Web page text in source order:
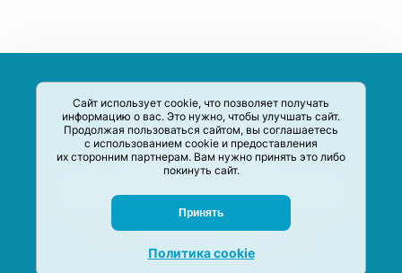
Сайт использует cookie, что позволяет получать
информацию о вас. Это нужно, чтобы улучшать сайт.
Продолжая пользоваться сайтом, вы соглашаетесь
с использованием cookie и предоставления
их сторонним партнерам. Вам нужно принять это либо
покинуть сайт.
Принять
Политика cookie
систематизации акций и скидок на товары и услуги в РФ
Задать вопрос
© M-Social production 2020 –2026